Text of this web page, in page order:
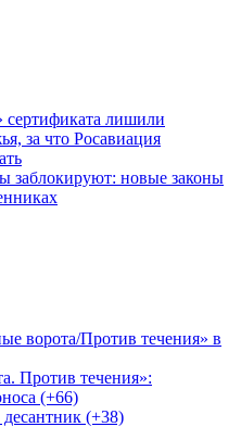
сертификата лишили
за что Росавиация
заблокируют: новые законы
ворота/Против течения» в
Против течения»:
(+66)
(+38)